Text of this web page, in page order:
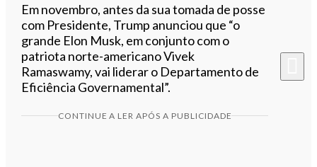
Em novembro, antes da sua tomada de posse
com Presidente, Trump anunciou que “o
grande Elon Musk, em conjunto com o
patriota norte-americano Vivek
Ramaswamy, vai liderar o Departamento de
Eficiência Governamental”.
CONTINUE A LER APÓS A PUBLICIDADE